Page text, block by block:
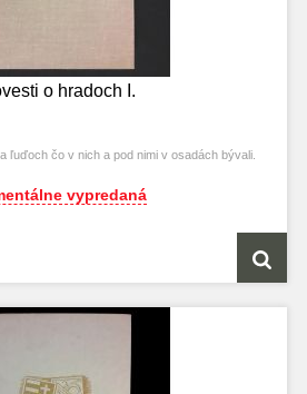
o hradoch I.
ľuďoch čo v nich a pod nimi v osadách bývali.
vypredaná